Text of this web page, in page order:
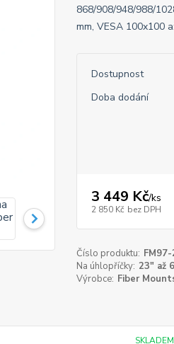
868/908/948/988/
mm, VESA 100x100
Dostupnost
Doba dodání
3 449 Kč/ks
2 850 Kč bez DPH
Číslo produktu: FM97-
Na úhlopříčky: 23" až
Výrobce: Fiber